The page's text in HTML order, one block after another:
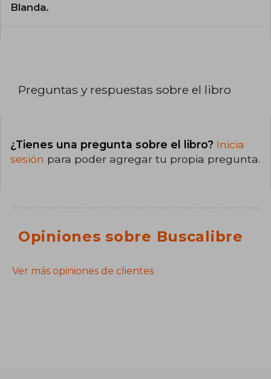
Blanda.
Preguntas y respuestas sobre el libro
¿Tienes una pregunta sobre el libro? Inicia
sesión para poder agregar tu propia pregunta.
Opiniones sobre Buscalibre
Ver más opiniones de clientes